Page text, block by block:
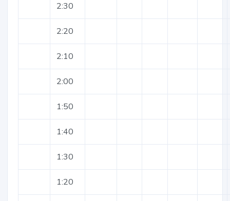
2:30
2:20
2:10
2:00
1:50
1:40
1:30
1:20